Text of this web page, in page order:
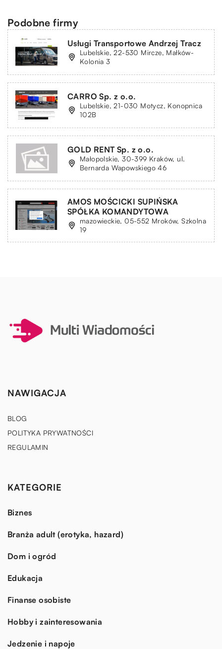
Podobne firmy
Usługi Transportowe Andrzej Tracz
Lubelskie, 22-530 Mircze, Małków-
Kolonia 3
CARRO Sp. z o.o.
Lubelskie, 21-030 Motycz, Konopnica
102B
GOLD RENT Sp. z o.o.
Małopolskie, 30-399 Kraków, ul.
Bernarda Wapowskiego 46
AMOS MOŚCICKI SUPIŃSKA
SPÓŁKA KOMANDYTOWA
mazowieckie, 05-552 Mroków, Szkolna
19
NAWIGACJA
BLOG
POLITYKA PRYWATNOŚCI
REGULAMIN
KATEGORIE
Biznes
Branża adult (erotyka, hazard)
Dom i ogród
Edukacja
Finanse osobiste
Hobby i zainteresowania
Jedzenie i napoje